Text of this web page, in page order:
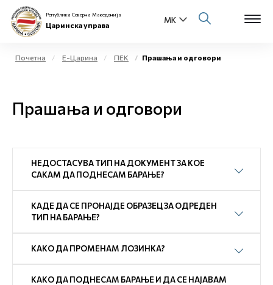
Физички лица
Бизнис заедница
Open
Е-Царина
Медиа центар
Република Северна Македонија
Царинска управа
Почетна Е-Царина ПЕК Прашања и одговори
Прашања и одговори
НЕДОСТАСУВА ТИП НА ДОКУМЕНТ ЗА КОЕ
САКАМ ДА ПОДНЕСАМ БАРАЊЕ?
КАДЕ ДА СЕ ПРОНАЈДЕ ОБРАЗЕЦ ЗА ОДРЕДЕН
ТИП НА БАРАЊЕ?
КАКО ДА ПРОМЕНАМ ЛОЗИНКА?
КАКО ДА ПОДНЕСАМ БАРАЊЕ И ДА СЕ НАЈАВАМ